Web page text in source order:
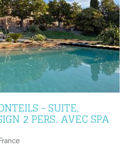
- SUITE,
2 PERS. AVEC SPA